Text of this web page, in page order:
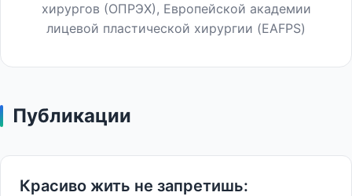
хирургов (ОПРЭХ), Европейской академии
лицевой пластической хирургии (EAFPS)
Публикации
Красиво жить не запретишь: